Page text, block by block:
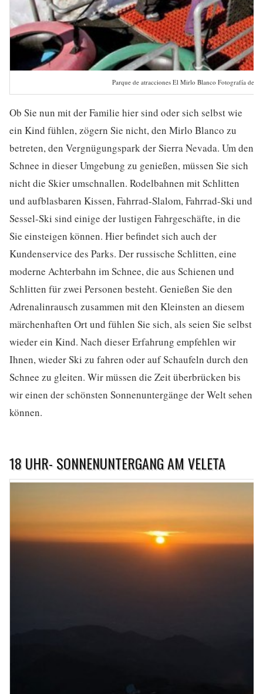
Parque de atracciones El Mirlo Blanco Fotografía de
Ob Sie nun mit der Familie hier sind oder sich selbst wie
ein Kind fühlen, zögern Sie nicht, den Mirlo Blanco zu
betreten, den Vergnügungspark der Sierra Nevada. Um den
Schnee in dieser Umgebung zu genießen, müssen Sie sich
nicht die Skier umschnallen. Rodelbahnen mit Schlitten
und aufblasbaren Kissen, Fahrrad-Slalom, Fahrrad-Ski und
Sessel-Ski sind einige der lustigen Fahrgeschäfte, in die
Sie einsteigen können. Hier befindet sich auch der
Kundenservice des Parks. Der russische Schlitten, eine
moderne Achterbahn im Schnee, die aus Schienen und
Schlitten für zwei Personen besteht. Genießen Sie den
Adrenalinrausch zusammen mit den Kleinsten an diesem
märchenhaften Ort und fühlen Sie sich, als seien Sie selbst
wieder ein Kind. Nach dieser Erfahrung empfehlen wir
Ihnen, wieder Ski zu fahren oder auf Schaufeln durch den
Schnee zu gleiten. Wir müssen die Zeit überbrücken bis
wir einen der schönsten Sonnenuntergänge der Welt sehen
können.
18 UHR- SONNENUNTERGANG AM VELETA